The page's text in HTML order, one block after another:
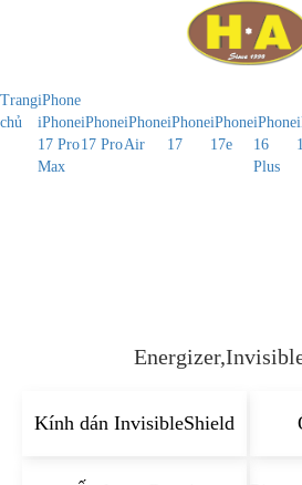
Trang
chủ
iPhone
iPhone
17 Pro
Max
iPhone
17 Pro
iPhone
Air
iPhone
17
iPhone
17e
iPhone
16
Plus
Kính dán InvisibleShield